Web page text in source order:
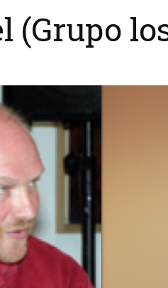
(Grupo